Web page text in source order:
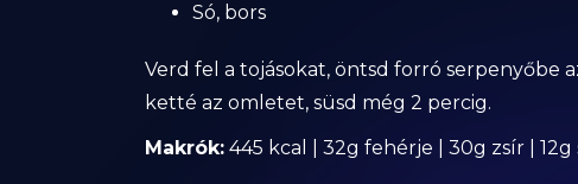
Só, bors
Verd fel a tojásokat, öntsd forró serpenyőbe
ketté az omletet, süsd még 2 percig.
Makrók: 445 kcal | 32g fehérje | 30g zsír |